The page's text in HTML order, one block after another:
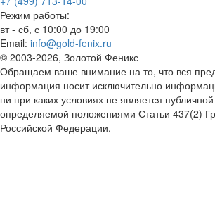
Режим работы:
вт - сб, с 10:00 до 19:00
Email: info@gold-fenix.ru
© 2003-2026, Золотой Феникс
Обращаем ваше внимание на то, что вся
информация носит исключительно
ни при каких условиях не является
определяемой положениями Статьи 437(2)
Российской Федерации.